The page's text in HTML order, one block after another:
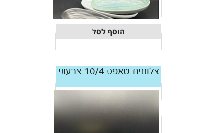
הוסף לסל
צלוחית טאפס 10/4 צבעוני